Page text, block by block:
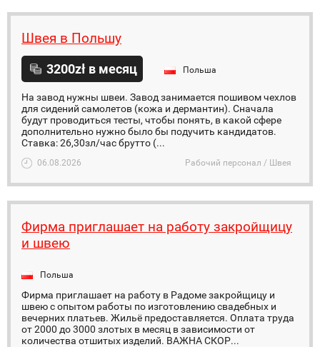
Швея в Польшу
3200zł в месяц Польша
На завод нужны швеи. Завод занимается пошивом чехлов
для сидений самолетов (кожа и дермантин). Сначала
будут проводиться тесты, чтобы понять, в какой сфере
дополнительно нужно было бы подучить кандидатов.
Ставка: 26,30зл/час брутто (...
06.08.2026 Рабочий персонал / Швея
Фирма приглашает на работу закройщицу
и швею
Польша
Фирма приглашает на работу в Радоме закройщицу и
швею с опытом работы по изготовлению свадебных и
вечерних платьев. Жильё предоставляется. Оплата труда
от 2000 до 3000 злотых в месяц в зависимости от
количества отшитых изделий. ВАЖНА СКОР...